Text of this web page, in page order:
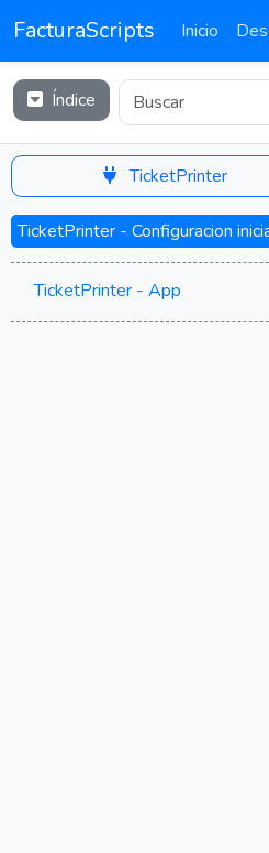
FacturaScripts Inicio
Índice
TicketPrinter
TicketPrinter - Configuracion
TicketPrinter - App